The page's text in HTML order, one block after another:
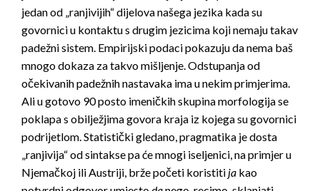
jedan od „ranjivijih“ dijelova našega jezika kada su
govornici u kontaktu s drugim jezicima koji nemaju takav
padežni sistem. Empirijski podaci pokazuju da nema baš
mnogo dokaza za takvo mišljenje. Odstupanja od
očekivanih padežnih nastavaka ima u nekim primjerima.
Ali u gotovo 90 posto imeničkih skupina morfologija se
poklapa s obilježjima govora kraja iz kojega su govornici
podrijetlom. Statistički gledano, pragmatika je dosta
„ranjivija“ od sintakse pa će mnogi iseljenici, na primjer u
Njemačkoj ili Austriji, brže početi koristiti ja kao